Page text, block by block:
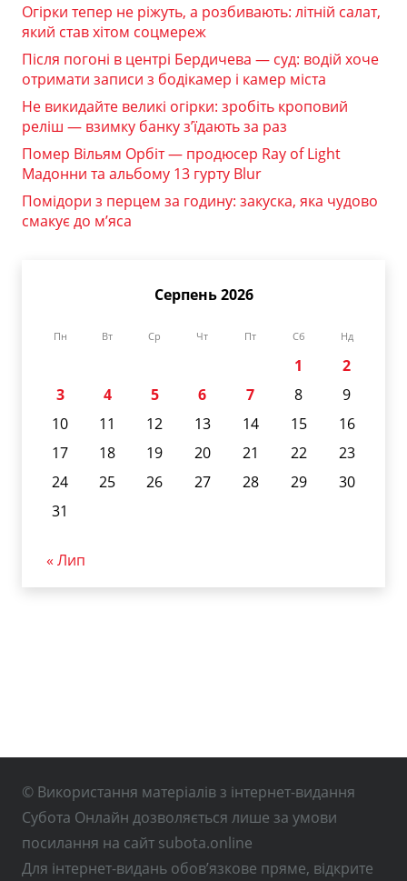
Огірки тепер не ріжуть, а розбивають: літній салат,
який став хітом соцмереж
Після погоні в центрі Бердичева — суд: водій хоче
отримати записи з бодікамер і камер міста
Не викидайте великі огірки: зробіть кроповий
реліш — взимку банку з’їдають за раз
Помер Вільям Орбіт — продюсер Ray of Light
Мадонни та альбому 13 гурту Blur
Помідори з перцем за годину: закуска, яка чудово
смакує до м’яса
Серпень 2026
Пн Вт Ср Чт Пт Сб Нд
1
2
3
4 5 6 7 8
9
10
11 12 13 14 15
16
17
18 19 20 21 22
23
24
25 26 27 28 29
30
31
« Лип
© Використання матеріалів з інтернет-видання
Субота Онлайн дозволяється лише за умови
посилання на сайт subota.online
Для інтернет-видань обов’язкове пряме, відкрите